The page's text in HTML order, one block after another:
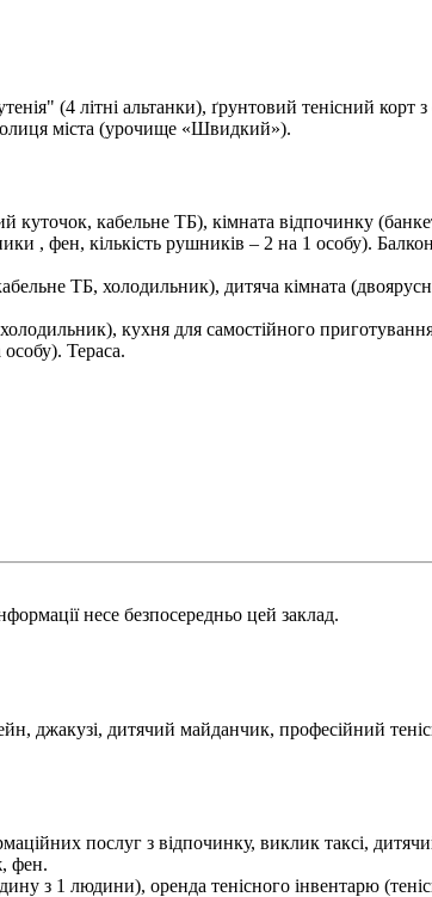
(4 літні альтанки), ґрунтовий тенісний корт
міста (урочище «Швидкий»).
кабельне ТБ), кімната відпочинку
, фен, кількість рушників – 2 на 1 особу).
ТБ, холодильник), дитяча кімната
кухня для самостійного
Тераса.
несе безпосередньо цей заклад.
джакузі, дитячий майданчик, професійний
послуг з відпочинку, виклик таксі,
фен.
з 1 людини), оренда тенісного інвентарю